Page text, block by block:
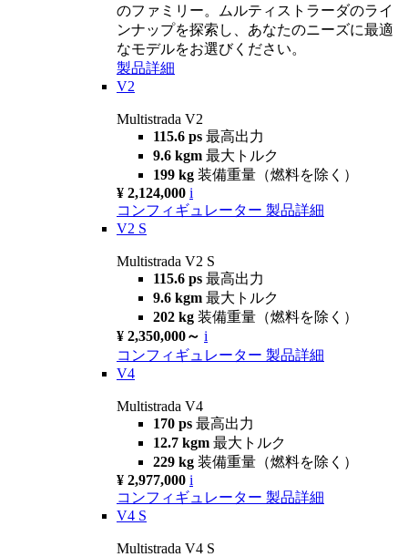
のファミリー。ムルティストラーダのライ
ンナップを探索し、あなたのニーズに最適
なモデルをお選びください。
製品詳細
V2
Multistrada V2
115.6 ps 最高出力
9.6 kgm 最大トルク
199 kg 装備重量（燃料を除く）
¥ 2,124,000 i
コンフィギュレーター 製品詳細
V2 S
Multistrada V2 S
115.6 ps 最高出力
9.6 kgm 最大トルク
202 kg 装備重量（燃料を除く）
¥ 2,350,000～ i
コンフィギュレーター 製品詳細
V4
Multistrada V4
170 ps 最高出力
12.7 kgm 最大トルク
229 kg 装備重量（燃料を除く）
¥ 2,977,000 i
コンフィギュレーター 製品詳細
V4 S
Multistrada V4 S